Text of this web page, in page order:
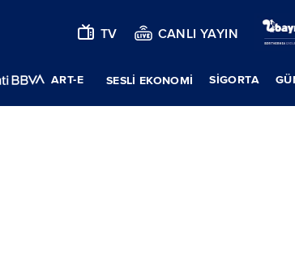
TV CANLI YAYIN
ART-E SESLİ EKONOMİ SIGORTA